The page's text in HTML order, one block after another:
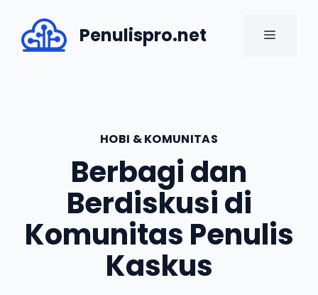
content
Penulispro.net MENU
HOBI & KOMUNITAS
Berbagi dan
Berdiskusi di
Komunitas Penulis
Kaskus